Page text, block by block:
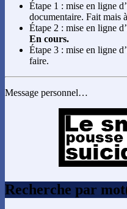
Étape 1 : mise en ligne
documentaire. Fait mais
Étape 2 : mise en ligne
En cours.
Étape 3 : mise en ligne
faire.
Message personnel…
Recherche par